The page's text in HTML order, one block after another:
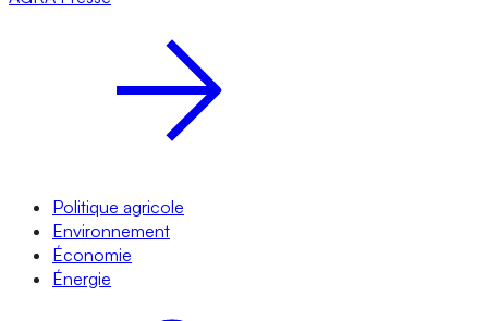
Politique agricole
Environnement
Économie
Énergie